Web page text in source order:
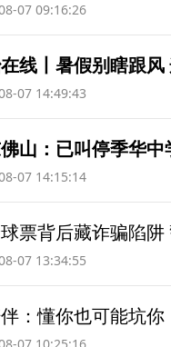
07 09:16:26
线丨暑假别瞎跟
07 14:49:43
山：已叫停季华
07 14:15:14
票背后藏诈骗陷
07 13:34:55
：懂你也可能坑你